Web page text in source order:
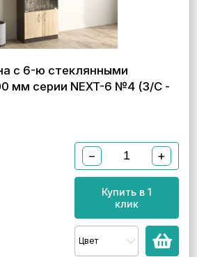
с 6-ю стеклянными
мм серии NEXT-6 №4 (З/C -
− +
Купить в 1
клик
Цвет